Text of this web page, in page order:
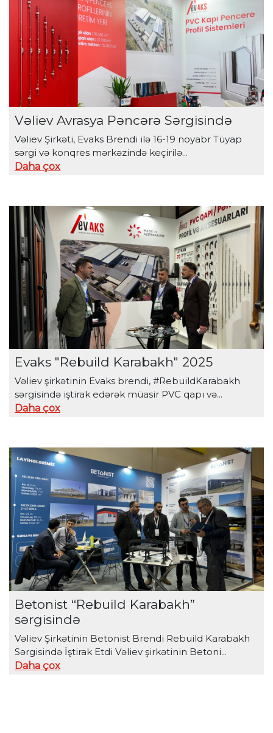
Vəliev Avrasya Pəncərə Sərgisində
Vəliev Şirkəti, Evaks Brendi ilə 16-19 noyabr Tüyap
sərgi və konqres mərkəzində keçirilə...
Daha çox
Evaks "Rebuild Karabakh" 2025
Vəliev şirkətinin Evaks brendi, #RebuildKarabakh
sərgisində iştirak edərək müasir PVC qapı və...
Daha çox
Betonist “Rebuild Karabakh”
sərgisində
Vəliev Şirkətinin Betonist Brendi Rebuild Karabakh
Sərgisində İştirak Etdi Vəliev şirkətinin Betoni...
Daha çox